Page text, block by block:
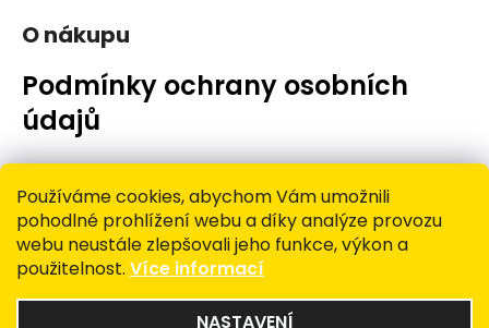
Používáme cookies, abychom Vám umožnili
pohodlné prohlížení webu a díky analýze provozu
webu neustále zlepšovali jeho funkce, výkon a
použitelnost. Více informací
NASTAVENÍ
HLEDAT
D
o
p
o
r
O nákupu
Podmínky ochrany osobních
údajů
Doprava a platba
Vrácení zboží a reklamace
Obchodní podmínky